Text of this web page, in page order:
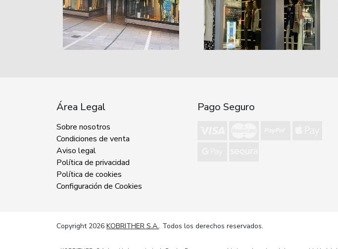
Área Legal
Sobre nosotros
Condiciones de venta
Aviso legal
Política de privacidad
Política de cookies
Configuración de Cookies
Pago Seguro
Copyright 2026 KOBRITHER S.A.. Todos los derechos reservados.